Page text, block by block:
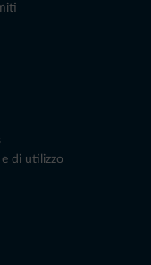
di utilizzo